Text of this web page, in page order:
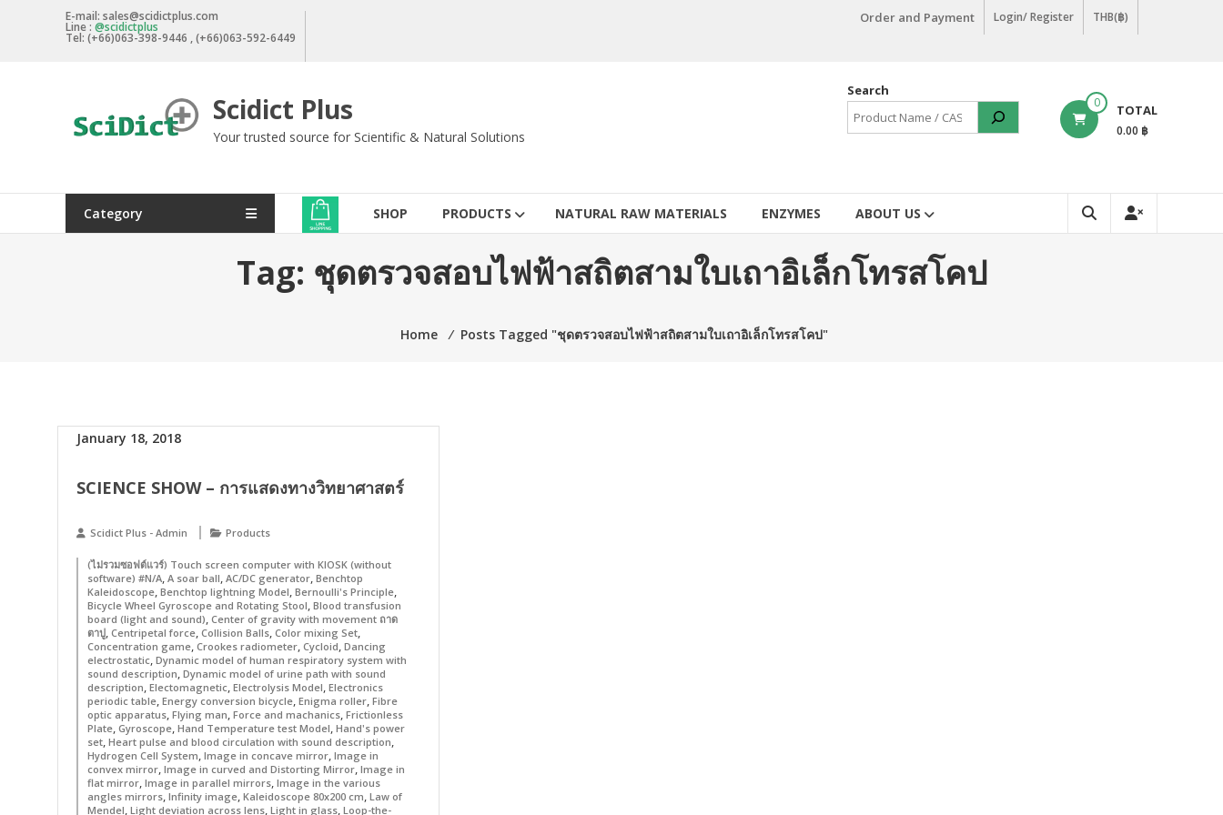
E-mail: sales@scidictplus.com
Line : @scidictplus
Tel: (+66)063-398-9446 , (+66)063-592-6449
Order and Payment Login/ Register THB(฿)
Scidict Plus
Your trusted source for Scientific & Natural Solutions
0 TOTAL
0.00 ฿
Search
Category SHOP PRODUCTS NATURAL RAW MATERIALS ENZYMES ABOUT US
Tag: ชุดตรวจสอบไฟฟ้าสถิตสามใบเถาอิเล็กโทรสโคป
Home ⁄ Posts Tagged "ชุดตรวจสอบไฟฟ้าสถิตสามใบเถาอิเล็กโทรสโคป"
January 18, 2018
SCIENCE SHOW – การแสดงทางวิทยาศาสตร์
Scidict Plus - Admin Products
(ไม่รวมซอฟต์แวร์) Touch screen computer with KIOSK (without
software) #N/A, A soar ball, AC/DC generator, Benchtop
Kaleidoscope, Benchtop lightning Model, Bernoulli's Principle,
Bicycle Wheel Gyroscope and Rotating Stool, Blood transfusion
board (light and sound), Center of gravity with movement ถาด
ตาปู, Centripetal force, Collision Balls, Color mixing Set,
Concentration game, Crookes radiometer, Cycloid, Dancing
electrostatic, Dynamic model of human respiratory system with
sound description, Dynamic model of urine path with sound
description, Electomagnetic, Electrolysis Model, Electronics
periodic table, Energy conversion bicycle, Enigma roller, Fibre
optic apparatus, Flying man, Force and machanics, Frictionless
Plate, Gyroscope, Hand Temperature test Model, Hand's power
set, Heart pulse and blood circulation with sound description,
Hydrogen Cell System, Image in concave mirror, Image in
convex mirror, Image in curved and Distorting Mirror, Image in
flat mirror, Image in parallel mirrors, Image in the various
angles mirrors, Infinity image, Kaleidoscope 80x200 cm, Law of
Mendel, Light deviation across lens, Light in glass, Loop-the-